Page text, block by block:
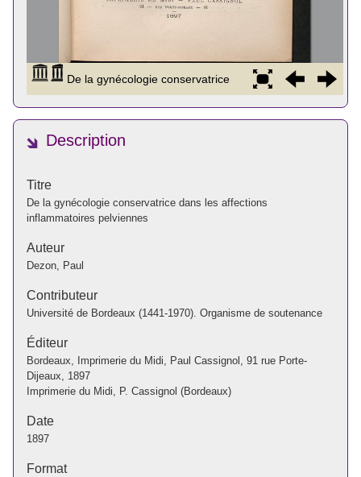
Description
Titre
De la gynécologie conservatrice dans les affections
inflammatoires pelviennes
Auteur
Dezon, Paul
Contributeur
Université de Bordeaux (1441-1970). Organisme de soutenance
Éditeur
Bordeaux, Imprimerie du Midi, Paul Cassignol, 91 rue Porte-
Dijeaux, 1897
Imprimerie du Midi, P. Cassignol (Bordeaux)
Date
1897
Format